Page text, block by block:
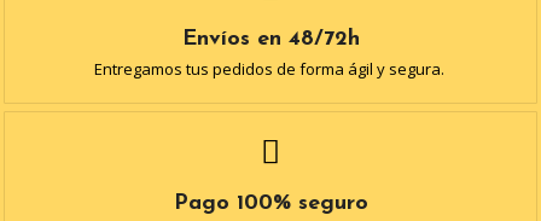
Envíos en 48/72h
Entregamos tus pedidos de forma ágil y segura.
Pago 100% seguro